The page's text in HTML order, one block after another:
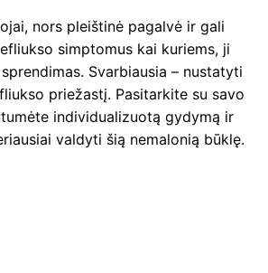
nors pleištinė pagalvė ir gali
simptomus kai kuriems, ji
Svarbiausia – nustatyti
priežastį. Pasitarkite su savo
individualizuotą gydymą ir
valdyti šią nemalonią būklę.